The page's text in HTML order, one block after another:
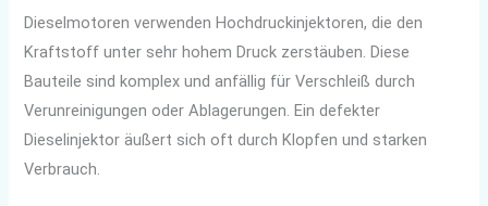
Dieselmotoren verwenden Hochdruckinjektoren, die den
Kraftstoff unter sehr hohem Druck zerstäuben. Diese
Bauteile sind komplex und anfällig für Verschleiß durch
Verunreinigungen oder Ablagerungen. Ein defekter
Dieselinjektor äußert sich oft durch Klopfen und starken
Verbrauch.